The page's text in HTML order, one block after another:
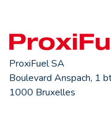
ProxiFuel SA
Boulevard Anspach, 1
1000 Bruxelles